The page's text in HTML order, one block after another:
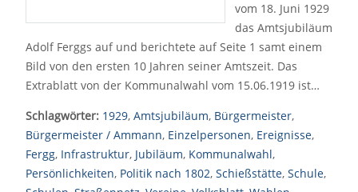
vom 18. Juni 1929
das Amtsjubiläum
Adolf Ferggs auf und berichtete auf Seite 1 samt einem
Bild von den ersten 10 Jahren seiner Amtszeit. Das
Extrablatt von der Kommunalwahl vom 15.06.1919 ist…
Schlagwörter: 1929, Amtsjubiläum, Bürgermeister,
Bürgermeister / Ammann, Einzelpersonen, Ereignisse,
Fergg, Infrastruktur, Jubiläum, Kommunalwahl,
Persönlichkeiten, Politik nach 1802, Schießstätte, Schule,